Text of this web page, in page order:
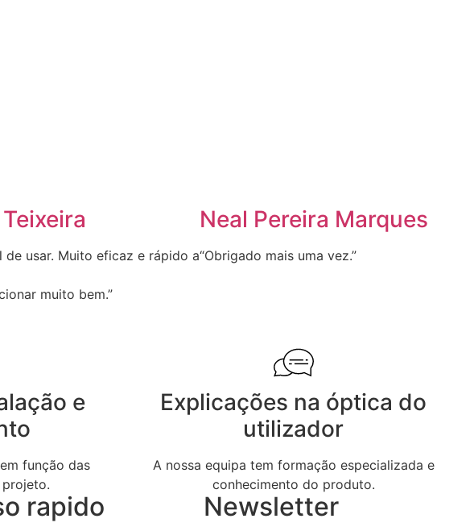
de usar. Muito eficaz e rápido a
muito bem.”
Neal Pereira Marques
“Obrigado mais uma vez.”
e
função das
Explicações na óptica do
utilizador
A nossa equipa tem formação especializada e
conhecimento do produto.
rapido Newsletter